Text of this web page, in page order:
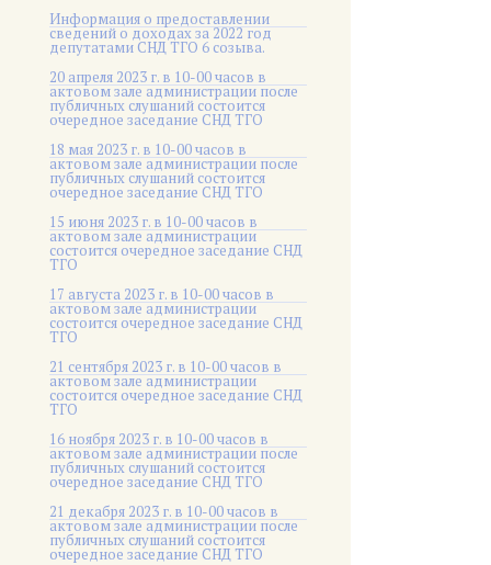
Информация о предоставлении
сведений о доходах за 2022 год
депутатами СНД ТГО 6 созыва.
20 апреля 2023 г. в 10-00 часов в
актовом зале администрации после
публичных слушаний состоится
очередное заседание СНД ТГО
18 мая 2023 г. в 10-00 часов в
актовом зале администрации после
публичных слушаний состоится
очередное заседание СНД ТГО
15 июня 2023 г. в 10-00 часов в
актовом зале администрации
состоится очередное заседание СНД
ТГО
17 августа 2023 г. в 10-00 часов в
актовом зале администрации
состоится очередное заседание СНД
ТГО
21 сентября 2023 г. в 10-00 часов в
актовом зале администрации
состоится очередное заседание СНД
ТГО
16 ноября 2023 г. в 10-00 часов в
актовом зале администрации после
публичных слушаний состоится
очередное заседание СНД ТГО
21 декабря 2023 г. в 10-00 часов в
актовом зале администрации после
публичных слушаний состоится
очередное заседание СНД ТГО